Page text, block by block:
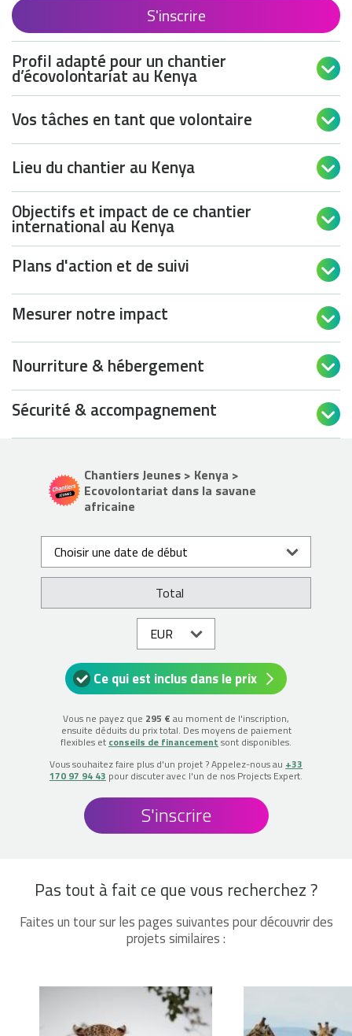
S'inscrire
Profil adapté pour un chantier
d’écovolontariat au Kenya 
Vos tâches en tant que volontaire 
Lieu du chantier au Kenya 
Objectifs et impact de ce chantier
international au Kenya 
Plans d'action et de suivi 
Mesurer notre impact 
Nourriture & hébergement 
Sécurité & accompagnement 
Chantiers Jeunes > Kenya >
Ecovolontariat dans la savane
africaine
Choisir une date de début
Total
Ce qui est inclus dans le prix
Vous ne payez que 295 € au moment de l'inscription,
ensuite déduits du prix total. Des moyens de paiement
flexibles et conseils de financement sont disponibles.
Vous souhaitez faire plus d'un projet ? Appelez-nous au +33
170 97 94 43 pour discuter avec l'un de nos Projects Expert.
S'inscrire
Pas tout à fait ce que vous recherchez ?
Faites un tour sur les pages suivantes pour découvrir des
projets similaires :